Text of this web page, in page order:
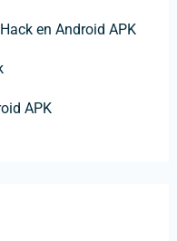
en Android APK
APK